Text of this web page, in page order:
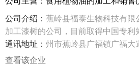
公司介绍： 蕉岭县福泰生物科技有限
加工漆树的公司，目前取得中国专利
利局申报发明专利2项，并于2020年
通讯地址： 州市蕉岭县广福镇广福大
查看该企业